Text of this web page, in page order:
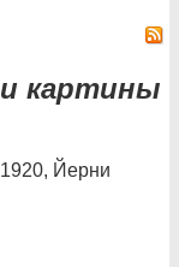
картины
Йерни